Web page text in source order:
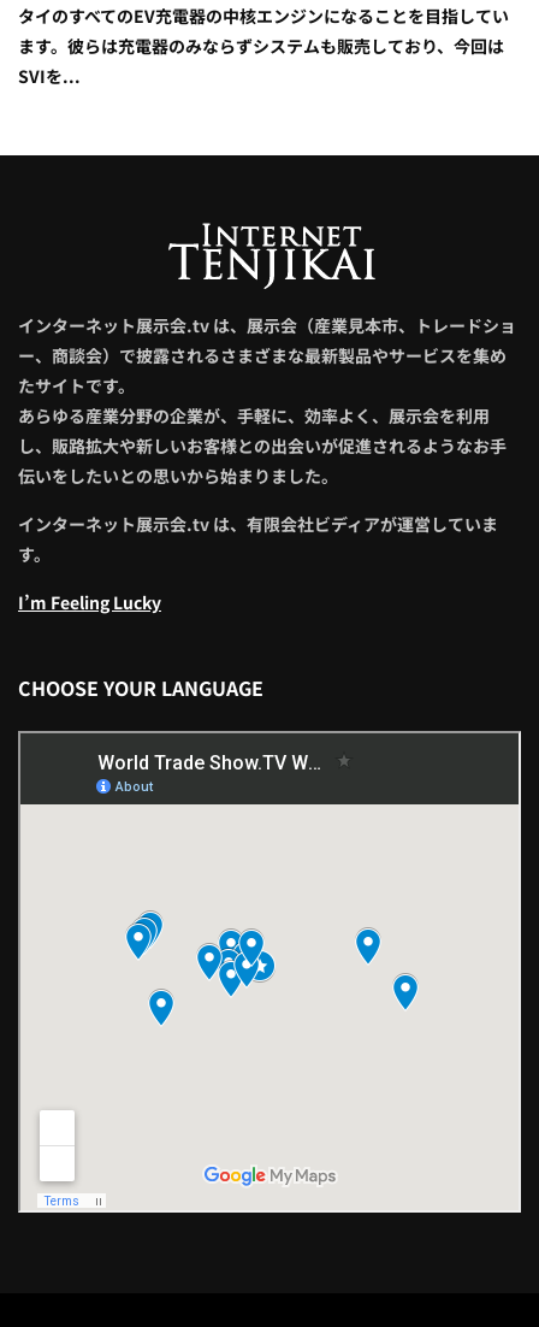
タイのすべてのEV充電器の中核エンジンになることを目指してい
ます。彼らは充電器のみならずシステムも販売しており、今回は
SVIを...
インターネット展示会.tv は、展示会（産業見本市、トレードショ
ー、商談会）で披露されるさまざまな最新製品やサービスを集め
たサイトです。
あらゆる産業分野の企業が、手軽に、効率よく、展示会を利用
し、販路拡大や新しいお客様との出会いが促進されるようなお手
伝いをしたいとの思いから始まりました。
インターネット展示会.tv は、有限会社ビディアが運営していま
す。
I’m Feeling Lucky
CHOOSE YOUR LANGUAGE